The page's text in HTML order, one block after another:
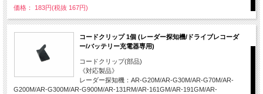
価格： 183円(税抜 167円)
コードクリップ 1個 (レーダー探知機/ドライブレコーダ
ー/バッテリー充電器専用)
コードクリップ(部品)
《対応製品》
レーダー探知機：AR-G20M/AR-G30M/AR-G70M/AR-
G200M/AR-G300M/AR-G900M/AR-131RM/AR-161GM/AR-191GM/AR-